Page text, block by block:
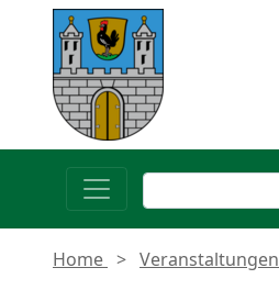
Home Veranstaltungen